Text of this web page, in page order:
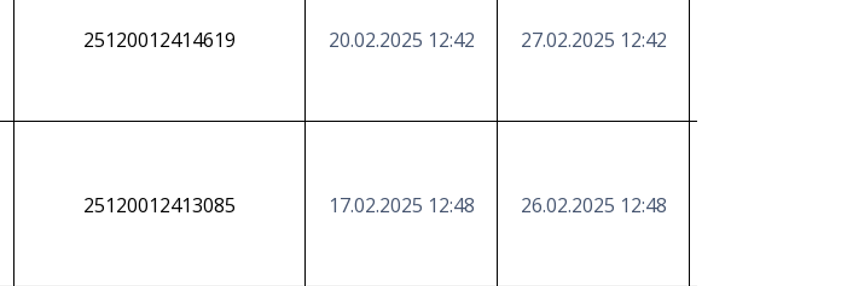
25120012414619 20.02.2025 12:42 27.02.2025 12:42
25120012413085 17.02.2025 12:48 26.02.2025 12:48